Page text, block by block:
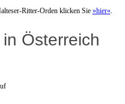
Ritter-Orden klicken Sie »hier«.
Österreich